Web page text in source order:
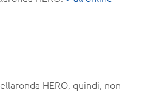
HERO, quindi, non